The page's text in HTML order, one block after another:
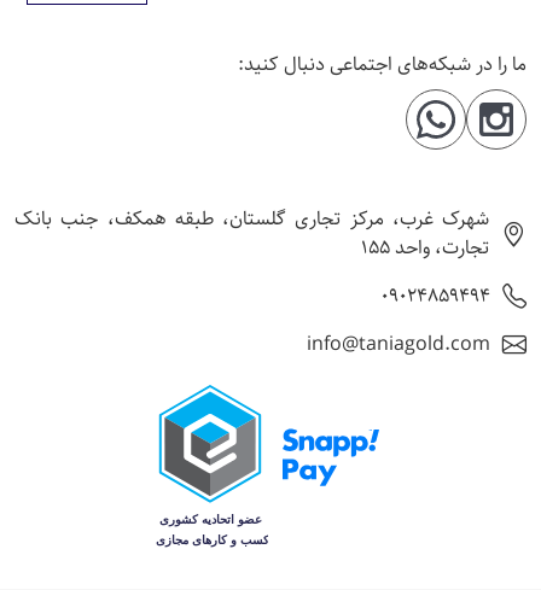
ما را در شبکه‌های اجتماعی دنبال کنید:
شهرک غرب، مرکز تجاری گلستان، طبقه همکف، جنب بانک
تجارت، واحد 155
09024859494
info@taniagold.com